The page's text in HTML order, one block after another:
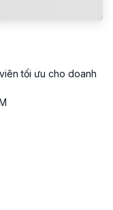
tối ưu cho doanh